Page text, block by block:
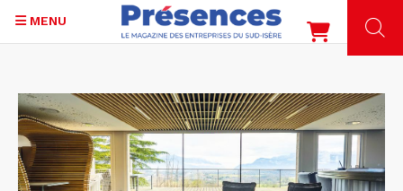
contenu
principal
MENU